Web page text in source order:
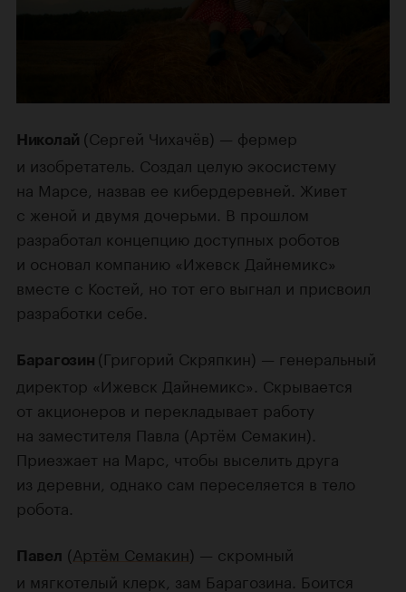
Николай (Сергей Чихачёв) — фермер
и изобретатель. Создал целую экосистему
на Марсе, назвав ее кибердеревней. Живет
с женой и двумя дочерьми. В прошлом
разработал концепцию доступных роботов
и основал компанию «Ижевск Дайнемикс»
вместе с Костей, но тот его выгнал и присвоил
разработки себе.
Барагозин (Григорий Скряпкин) — генеральный
директор «Ижевск Дайнемикс». Скрывается
от акционеров и перекладывает работу
на заместителя Павла (Артём Семакин).
Приезжает на Марс, чтобы выселить друга
из деревни, однако сам переселяется в тело
робота.
Павел (Артём Семакин) — скромный
и мягкотелый клерк, зам Барагозина. Боится